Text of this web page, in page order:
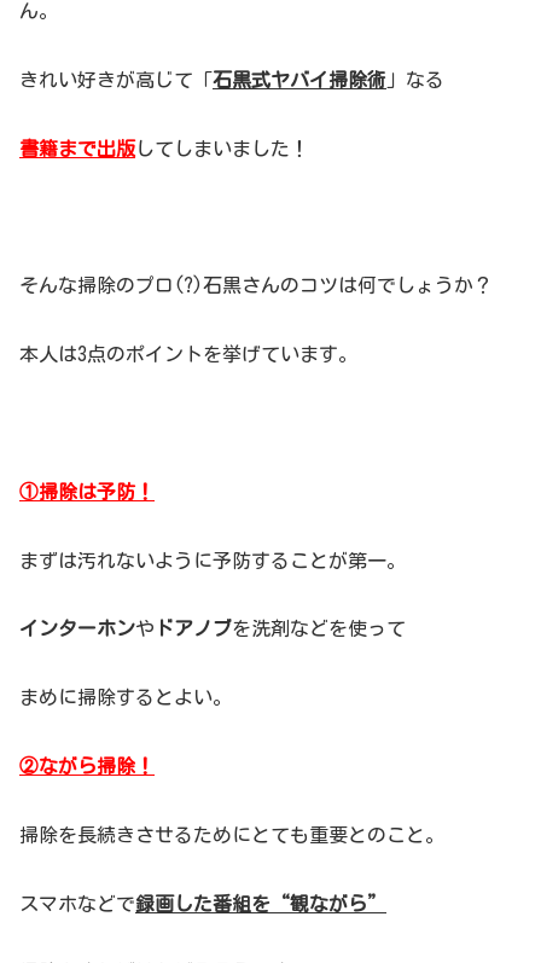
ん。
きれい好きが高じて「石黒式ヤバイ掃除術 」なる
書籍まで出版してしまいました！
そんな掃除のプロ(?)石黒さんのコツは何でしょうか？
本人は3点のポイントを挙げています。
①掃除は予防！
まずは汚れないように予防することが第一。
インターホンや ドアノブを洗剤などを使って
まめに掃除するとよい。
②ながら掃除！
掃除を長続きさせるためにとても重要とのこと。
スマホなどで録画した番組を“観ながら”